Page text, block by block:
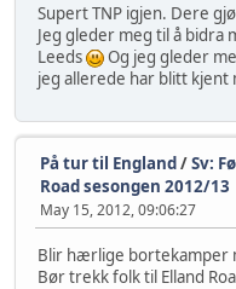
Supert TNP igjen. Dere
Jeg gleder meg til å bidra
Leeds
Og jeg gleder
jeg allerede har blitt kjent
På tur til England/Sv:
Road sesongen 2012/13
May 15, 2012, 09:06:27
Blir hærlige bortekamper
Bør trekk folk til Elland